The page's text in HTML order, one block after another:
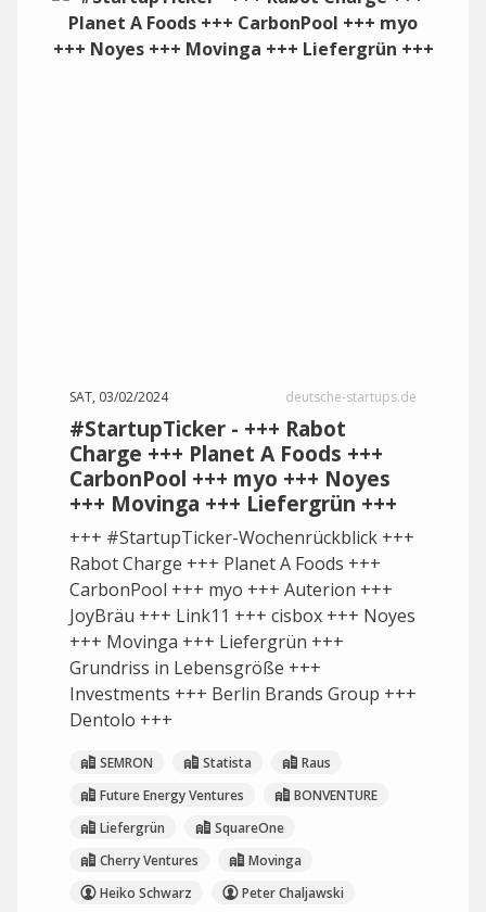
SAT, 03/02/2024 deutsche-startups.de
#StartupTicker - +++ Rabot
Charge +++ Planet A Foods +++
CarbonPool +++ myo +++ Noyes
+++ Movinga +++ Liefergrün +++
+++ #StartupTicker-Wochenrückblick +++
Rabot Charge +++ Planet A Foods +++
CarbonPool +++ myo +++ Auterion +++
JoyBräu +++ Link11 +++ cisbox +++ Noyes
+++ Movinga +++ Liefergrün +++
Grundriss in Lebensgröße +++
Investments +++ Berlin Brands Group +++
Dentolo +++
SEMRON Statista
Raus
Future Energy Ventures
BONVENTURE
Liefergrün
SquareOne
Cherry Ventures
Movinga
Heiko Schwarz
Peter Chaljawski